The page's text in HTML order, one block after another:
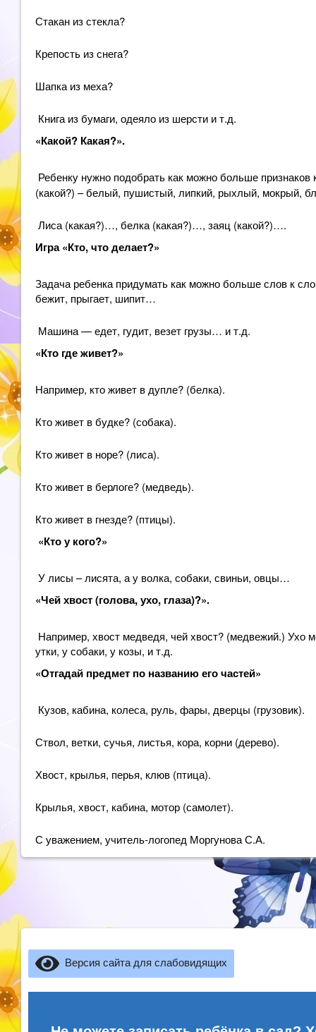
Стакан из стекла?
Крепость из снега?
Шапка из меха?
Книга из бумаги, одеяло из шерсти и т.д.
«Какой? Какая?».
Ребенку нужно подобрать как можно больше
(какой?) – белый, пушистый, липкий, рыхлый, мокрый,
Лиса (какая?)…, белка (какая?)…, заяц (какой?)….
Игра «Кто, что делает?»
Задача ребенка придумать как можно больше слов к
бежит, прыгает, шипит…
Машина — едет, гудит, везет грузы… и т.д.
«Кто где живет?»
Например, кто живет в дупле? (белка).
Кто живет в будке? (собака).
Кто живет в норе? (лиса).
Кто живет в берлоге? (медведь).
Кто живет в гнезде? (птицы).
«Кто у кого?»
У лисы – лисята, а у волка, собаки, свиньи, овцы…
«Чей хвост (голова, ухо, глаза)?».
Например, хвост медведя, чей хвост? (медвежий.) Ухо
утки, у собаки, у козы, и т.д.
«Отгадай предмет по названию его частей»
Кузов, кабина, колеса, руль, фары, дверцы (грузовик).
Ствол, ветки, сучья, листья, кора, корни (дерево).
Хвост, крылья, перья, клюв (птица).
Крылья, хвост, кабина, мотор (самолет).
С уважением, учитель-логопед Моргунова С.А.
Версия сайта для слабовидящих